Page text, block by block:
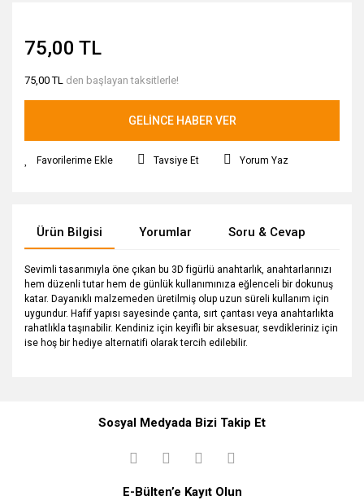
75,00 TL
75,00 TL den başlayan taksitlerle!
GELİNCE HABER VER
Tavsiye Et Yorum Yaz
Ürün Bilgisi Yorumlar Soru & Cevap
Sevimli tasarımıyla öne çıkan bu 3D figürlü anahtarlık, anahtarlarınızı
hem düzenli tutar hem de günlük kullanımınıza eğlenceli bir dokunuş
katar. Dayanıklı malzemeden üretilmiş olup uzun süreli kullanım için
uygundur. Hafif yapısı sayesinde çanta, sırt çantası veya anahtarlıkta
rahatlıkla taşınabilir. Kendiniz için keyifli bir aksesuar, sevdikleriniz için
ise hoş bir hediye alternatifi olarak tercih edilebilir.
Sosyal Medyada Bizi Takip Et
E-Bülten’e Kayıt Olun